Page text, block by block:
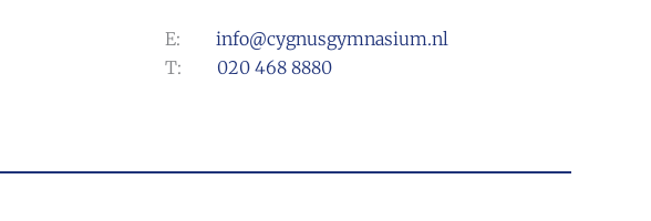
E:info@cygnusgymnasium.nl
T: 020 468 8880